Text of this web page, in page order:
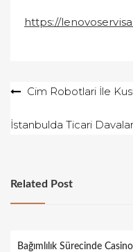
https://
YazıCim Robotlari İle
İstanbulda Ticari Davalar
Related Post
Bağımlılık Sürecinde